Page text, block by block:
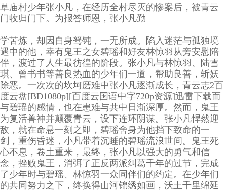
草庙村少年张小凡，在经历全村尽灭的惨案后，被青云
门收归门下。为报答师恩，张小凡勤
学苦炼，却因自身驽钝，一无所成。陷入迷茫与孤独境
遇中的他，幸有鬼王之女碧瑶和好友林惊羽从旁安慰陪
伴，渡过了人生最彷徨的阶段。张小凡与林惊羽、陆雪
琪、曾书书等善良热血的少年们一道，帮助良善，斩妖
除恶。一次次的坎坷磨难中张小凡逐渐成长，青云志2百
度云盘[BD1080p][百度云国语中字720p资源]迅雷下载而
与碧瑶的感情，也在患难与共中日渐深厚。然而，鬼王
为复活兽神并颠覆青云，设下连环阴谋。张小凡悍然迎
敌，就在命悬一刻之即，碧瑶舍身为他挡下致命的一
剑，重伤昏迷，小凡带着沉睡的碧瑶流浪世间。鬼王死
心不息，卷土重来，最终，张小凡以强大的勇气和信
念，挫败鬼王，消弭了正反两派纠葛千年的过节，完成
了少年时与碧瑶、林惊羽一众同伴们的约定。在少年们
的共同努力之下，终换得山河锦绣如画，沃土千里绵延